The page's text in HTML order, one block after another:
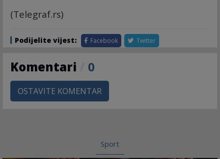
(Telegraf.rs)
Podijelite vijest: Facebook Twitter
Komentari 0
OSTAVITE KOMENTAR
Sport